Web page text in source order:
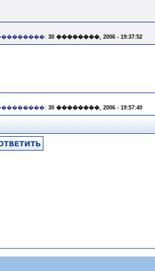
30 ��������, 2006 - 19:37:52
30 ��������, 2006 - 19:57:40